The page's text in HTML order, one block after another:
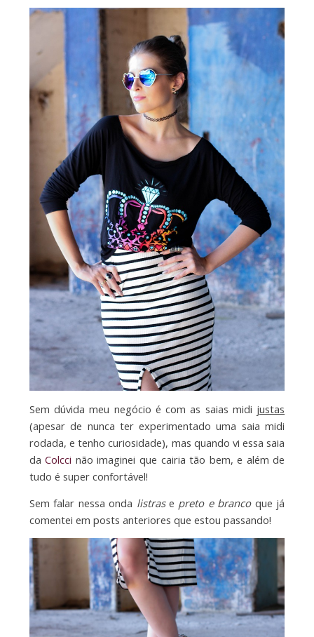
Sem dúvida meu negócio é com as saias midi justas
(apesar de nunca ter experimentado uma saia midi
rodada, e tenho curiosidade), mas quando vi essa saia
daColcci não imaginei que cairia tão bem, e além de
tudo é super confortável!
Sem falar nessa onda listrase preto e brancoque já
comentei em posts anteriores que estou passando!